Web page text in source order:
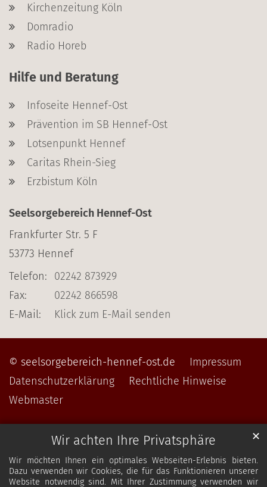
Wir achten Ihre Privatsphäre
Wir möchten Ihnen ein optimales Webseiten-Erlebnis bieten.
Dazu verwenden wir Cookies, die für das Funktionieren unserer
Website notwendig sind. Mit Ihrer Zustimmung verwenden wir
✕
Kirchenzeitung Köln
Domradio
Radio Horeb
Hilfe und Beratung
Infoseite Hennef-Ost
Prävention im SB Hennef-Ost
Lotsenpunkt Hennef
Caritas Rhein-Sieg
Erzbistum Köln
Seelsorgebereich Hennef-Ost
Frankfurter Str. 5 F
53773 Hennef
Telefon:
02242 873929
Fax:
02242 866598
E-Mail:
Klick zum E-Mail senden
© seelsorgebereich-hennef-ost.de
Impressum
Datenschutzerklärung
Rechtliche Hinweise
Webmaster